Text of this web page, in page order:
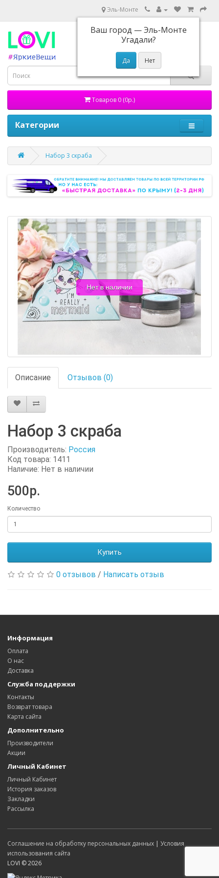
Эль-Монте
Ваш город —Эль-Монте
Угадали?
Товаров 0 (0р.)
Категории
Набор 3 скраба
Нет в наличии
Описание Отзывов (0)
Набор 3 скраба
Производитель: Россия
Код товара: 1411
Наличие: Нет в наличии
500р.
Количество
Купить
0 отзывов / Написать отзыв
Информация
Оплата
О нас
Доставка
Служба поддержки
Контакты
Возврат товара
Карта сайта
Дополнительно
Производители
Акции
Личный Кабинет
Личный Кабинет
История заказов
Закладки
Рассылка
Соглашение на обработку персональных данных | Условия
использования сайта
LOVI © 2026